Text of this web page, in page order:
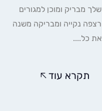
שלך מבריק ומוכן למגורים
רצפה נקייה ומבריקה משנה
את כל....
תקרא עוד